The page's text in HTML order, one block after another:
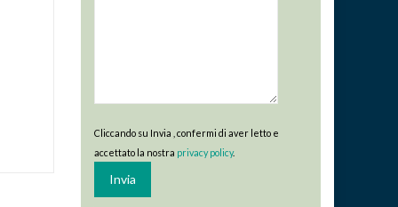
Cliccando su Invia , confermi di aver letto e
accettato la nostra privacy policy.